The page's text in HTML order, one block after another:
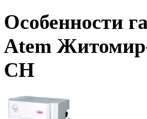
Особенности
Atem
СН